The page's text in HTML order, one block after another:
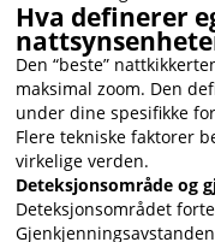
Hva definerer
Den “beste”
maksimal zoom. Den
under dine spesifikke
Flere tekniske faktorer
virkelige verden.
Deteksjonsområde og
Deteksjonsområdet